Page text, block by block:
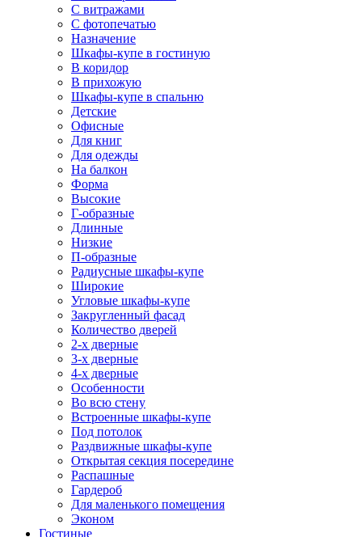
С витражами
С фотопечатью
Назначение
Шкафы-купе в гостиную
В коридор
В прихожую
Шкафы-купе в спальню
Детские
Офисные
Для книг
Для одежды
На балкон
Форма
Высокие
Г-образные
Длинные
Низкие
П-образные
Радиусные шкафы-купе
Широкие
Угловые шкафы-купе
Закругленный фасад
Количество дверей
2-х дверные
3-х дверные
4-х дверные
Особенности
Во всю стену
Встроенные шкафы-купе
Под потолок
Раздвижные шкафы-купе
Открытая секция посередине
Распашные
Гардероб
Для маленького помещения
Эконом
Гостиные